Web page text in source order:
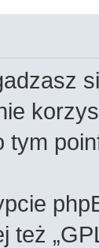
tym
też